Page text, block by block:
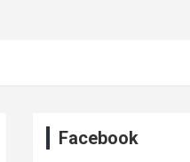
Facebook